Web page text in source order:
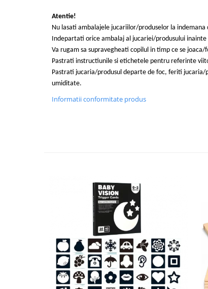
Atentie!
Nu lasati ambalajele jucariilor/produselor la indemana
Indepartati orice ambalaj al jucariei/produsului
Va rugam sa supravegheati copilul in timp ce se joaca/
Pastrati instructiunile si etichetele pentru referinte
Pastrati jucaria/produsul departe de foc, feriti
umiditate.
Informatii conformitate produs